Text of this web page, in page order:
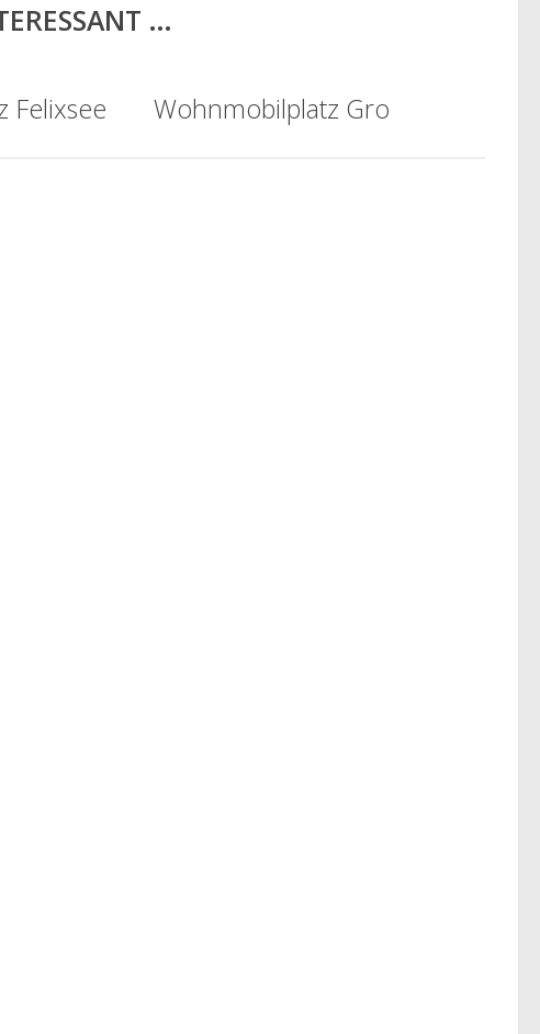
…
Felixsee Wohnmobilplatz Gro